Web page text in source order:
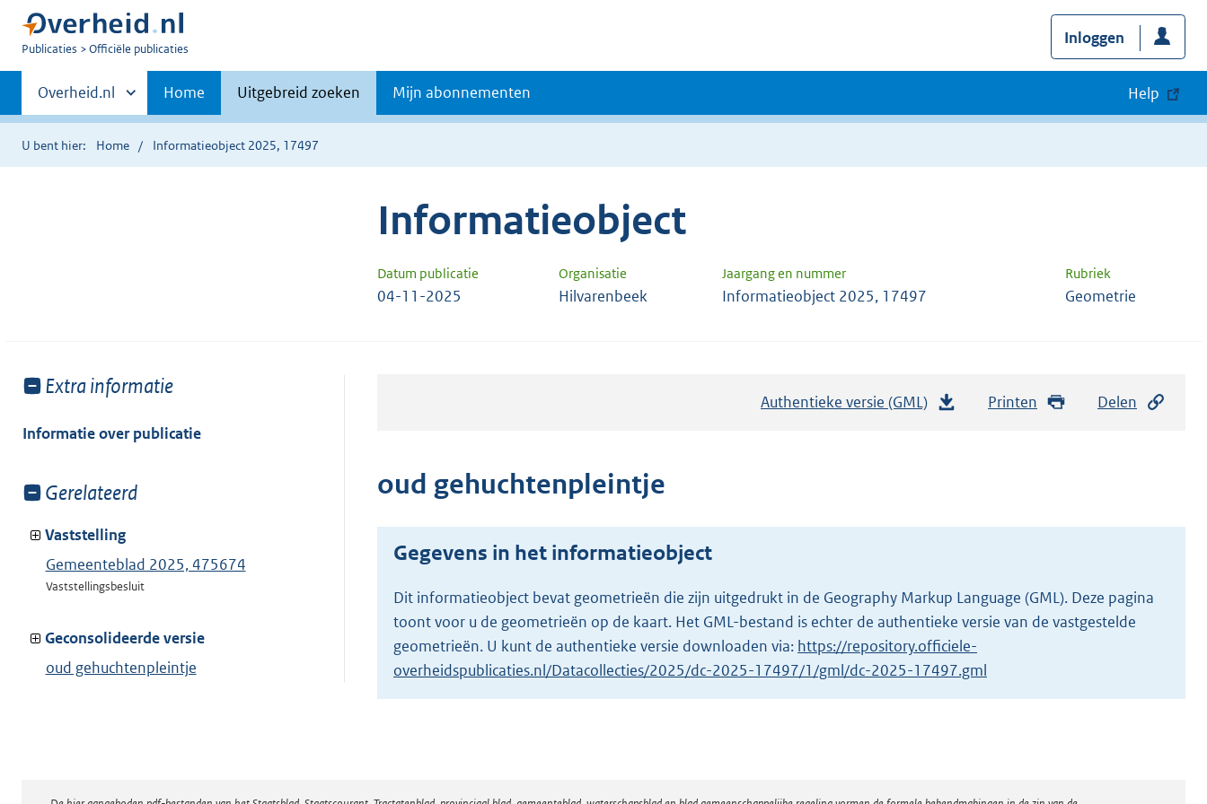
U
Publicaties Officiële publicaties
Inloggen
Primaire
navigatie
Andere
sites
binnen
Overheid.nl Home Uitgebreid zoeken Mijn abonnementen Help
U bent hier: Home Informatieobject 2025, 17497
Informatieobject
Datum publicatie Organisatie Jaargang en nummer Rubriek
04-11-2025 Hilvarenbeek Informatieobject 2025, 17497 Geometrie
Toon
van:
Extra informatie
Informatie over publicatie
Toon
van:
Gerelateerd
Vaststelling
Gemeenteblad 2025, 475674
Vaststellingsbesluit
Geconsolideerde versie
oud gehuchtenpleintje
Authentieke versie (GML)
n
g
r
o
o
Printen Delen
oud gehuchtenpleintje
Gegevens in het informatieobject
Dit informatieobject bevat geometrieën die zijn uitgedrukt in de Geography Markup Language (GML). Deze pagina
toont voor u de geometrieën op de kaart. Het GML-bestand is echter de authentieke versie van de vastgestelde
geometrieën. U kunt de authentieke versie downloaden via: https://repository.officiele-
overheidspublicaties.nl/Datacollecties/2025/dc-2025-17497/1/gml/dc-2025-17497.gml